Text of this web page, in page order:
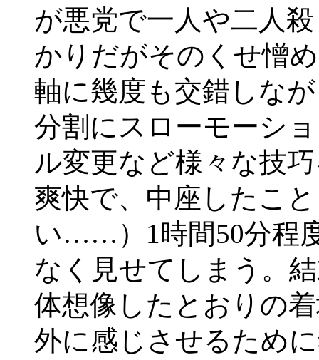
が悪党で一人や二人
かりだがそのくせ憎
軸に幾度も交錯しな
分割にスローモーシ
ル変更など様々な技
爽快で、中座したこ
い……）1時間50分程
なく見せてしまう。
体想像したとおりの
外に感じさせるため